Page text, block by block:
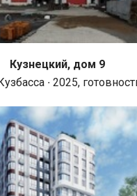
Кузнецкий, дом 9
∙ 2025,